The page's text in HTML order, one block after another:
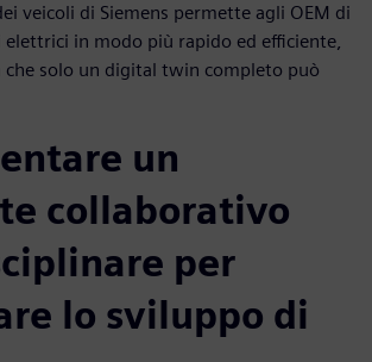
veicoli di Siemens permette agli OEM di
elettrici in modo più rapido ed efficiente,
che solo un digital twin completo può
un
collaborativo
per
lo sviluppo di